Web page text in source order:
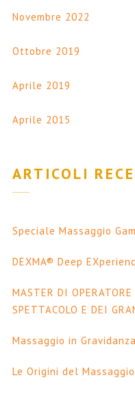
Novembre 2022
Ottobre 2019
Aprile 2019
Aprile 2015
ARTICOLI
Speciale Massaggio
DEXMA® Deep
MASTER DI OPERATORE
SPETTACOLO E DEI
Massaggio in Gravidanza
Le Origini del Massaggio